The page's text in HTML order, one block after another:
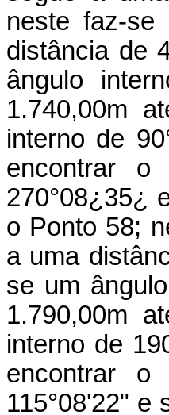
neste faz-se
distância de
ângulo
1.740,00m
interno de
encontrar
270°08¿35¿
o Ponto 58;
a uma
se um
1.790,00m
interno de
encontrar
115°08'22" e